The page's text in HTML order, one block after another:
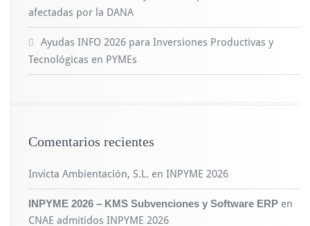
afectadas por la DANA
Ayudas INFO 2026 para Inversiones Productivas y
Tecnológicas en PYMEs
Comentarios recientes
Invicta Ambientación, S.L. en INPYME 2026
INPYME 2026 – KMS Subvenciones y Software ERP en
CNAE admitidos INPYME 2026